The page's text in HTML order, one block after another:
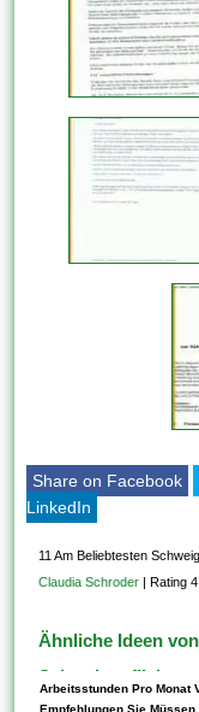
Share on Facebook
LinkedIn
11 Am Beliebtesten
Claudia Schroder |Rating
Ähnliche Ideen
Arbeitsstunden Pro Monat
Empfehlungen Sie Müssen